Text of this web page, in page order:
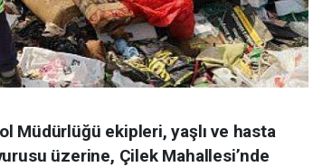
Müdürlüğü ekipleri, yaşlı ve hasta
üzerine, Çilek Mahallesi’nde